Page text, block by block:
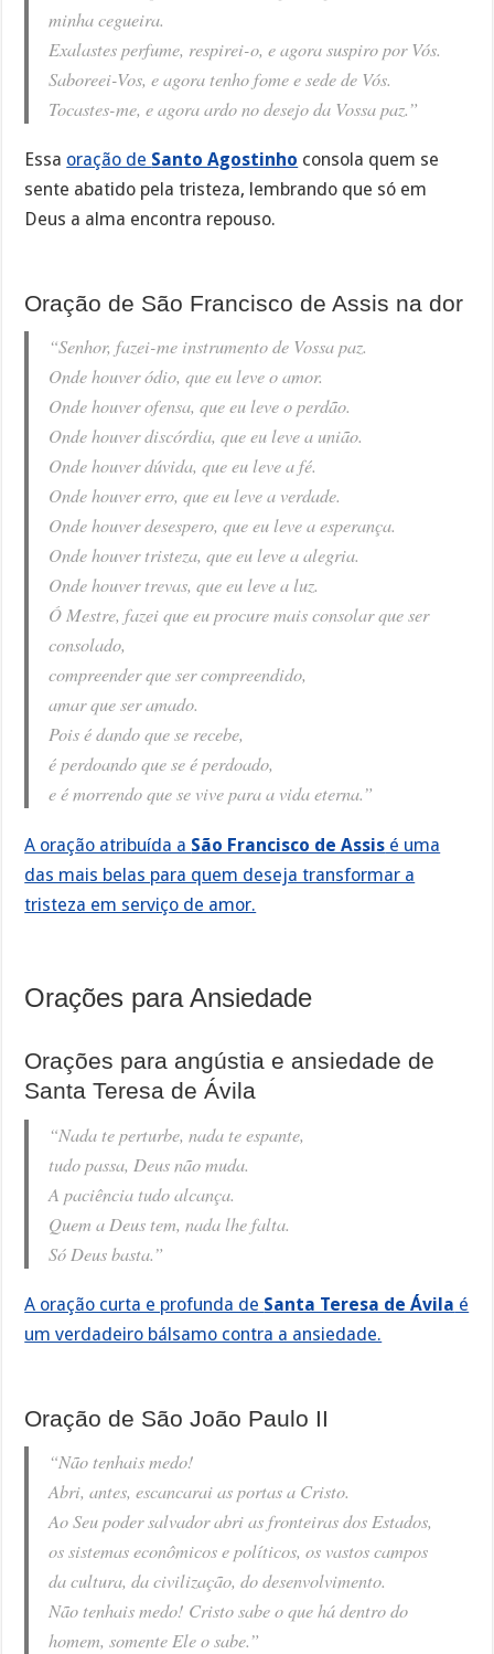
minha cegueira.
Exalastes perfume, respirei-o, e agora suspiro por Vós.
Saboreei-Vos, e agora tenho fome e sede de Vós.
Tocastes-me, e agora ardo no desejo da Vossa paz.”
Essa oração de Santo Agostinho consola quem se
sente abatido pela tristeza, lembrando que só em
Deus a alma encontra repouso.
Oração de São Francisco de Assis na dor
“Senhor, fazei-me instrumento de Vossa paz.
Onde houver ódio, que eu leve o amor.
Onde houver ofensa, que eu leve o perdão.
Onde houver discórdia, que eu leve a união.
Onde houver dúvida, que eu leve a fé.
Onde houver erro, que eu leve a verdade.
Onde houver desespero, que eu leve a esperança.
Onde houver tristeza, que eu leve a alegria.
Onde houver trevas, que eu leve a luz.
Ó Mestre, fazei que eu procure mais consolar que ser
consolado,
compreender que ser compreendido,
amar que ser amado.
Pois é dando que se recebe,
é perdoando que se é perdoado,
e é morrendo que se vive para a vida eterna.”
A oração atribuída a São Francisco de Assis é uma
das mais belas para quem deseja transformar a
tristeza em serviço de amor.
Orações para Ansiedade
Orações para angústia e ansiedade de
Santa Teresa de Ávila
“Nada te perturbe, nada te espante,
tudo passa, Deus não muda.
A paciência tudo alcança.
Quem a Deus tem, nada lhe falta.
Só Deus basta.”
A oração curta e profunda de Santa Teresa de Ávila é
um verdadeiro bálsamo contra a ansiedade.
Oração de São João Paulo II
“Não tenhais medo!
Abri, antes, escancarai as portas a Cristo.
Ao Seu poder salvador abri as fronteiras dos Estados,
os sistemas econômicos e políticos, os vastos campos
da cultura, da civilização, do desenvolvimento.
Não tenhais medo! Cristo sabe o que há dentro do
homem, somente Ele o sabe.”